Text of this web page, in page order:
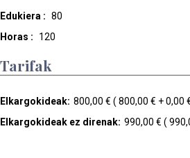
Edukiera : 80
Horas :
120
Tarifak
Elkargokideak: 800,00 € ( 800,00 € + 0,00
Elkargokideak ez direnak: 990,00 € (